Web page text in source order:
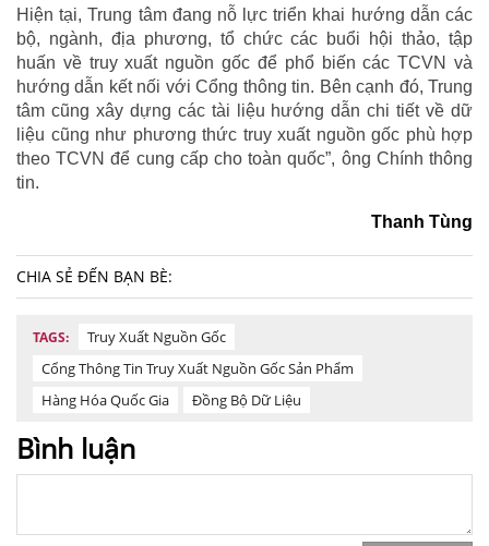
Hiện tại, Trung tâm đang nỗ lực triển khai hướng dẫn các
bộ, ngành, địa phương, tổ chức các buổi hội thảo, tập
huấn về truy xuất nguồn gốc để phổ biến các TCVN và
hướng dẫn kết nối với Cổng thông tin. Bên cạnh đó, Trung
tâm cũng xây dựng các tài liệu hướng dẫn chi tiết về dữ
liệu cũng như phương thức truy xuất nguồn gốc phù hợp
theo TCVN để cung cấp cho toàn quốc”, ông Chính thông
tin.
Thanh Tùng
CHIA SẺ ĐẾN BẠN BÈ:
TAGS:
Truy Xuất Nguồn Gốc
Cổng Thông Tin Truy Xuất Nguồn Gốc Sản Phẩm
Hàng Hóa Quốc Gia
Đồng Bộ Dữ Liệu
Bình luận